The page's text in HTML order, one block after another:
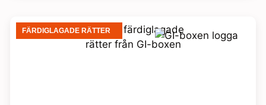
FÄRDIGLAGADE RÄTTER